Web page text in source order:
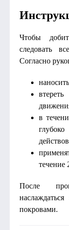
Чтобы
следовать
Согласно
в
течение
После
покровами.